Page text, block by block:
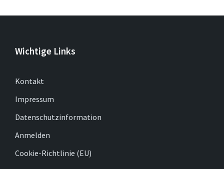
Wichtige Links
Kontakt
Impressum
Datenschutzinformation
Anmelden
Cookie-Richtlinie (EU)